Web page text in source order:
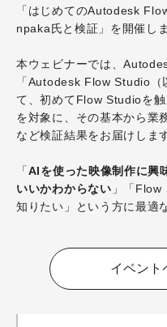
「はじめてのAutodesk
npaka氏と検証」を開催しま
本ウェビナーでは、
「Autodesk Flow Studio
て、初めてFlow Studioを
を対象に、その基本から業
など検証結果をお届けしま
「AIを使った映像制作に興
いいかわからない 」「
知りたい」という方に最適
イベント